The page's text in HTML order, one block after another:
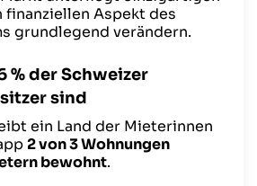
finanziellen Aspekt des
grundlegend verändern.
% der Schweizer
sind
ein Land der Mieterinnen
2 von 3 Wohnungen
bewohnt.